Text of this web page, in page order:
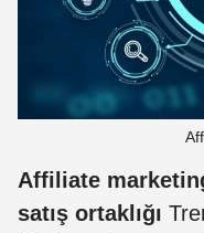
Affiliate
satış ortaklığı